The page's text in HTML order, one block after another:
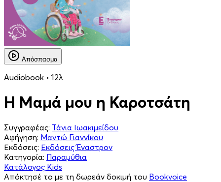
Απόσπασμα
Audiobook • 12λ
Η Μαμά μου η Καροτσάτη
Συγγραφέας: Τάνια Ιωακιμείδου
Αφήγηση: Μαντώ Γιαννίκου
Εκδόσεις: Εκδόσεις Έναστρον
Κατηγορία: Παραμύθια
Κατάλογος Kids
Απόκτησέ το με τη δωρεάν δοκιμή του Bookvoice